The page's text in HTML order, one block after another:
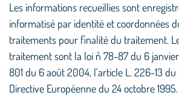
Les informations recueillies sont
informatisé par identité et coordonnées
traitements pour finalité du traitement.
traitement sont la loi n˚ 78-87 du 6
801 du 6 août 2004, l'article L. 226-13 du
Directive Européenne du 24 octobre 1995.